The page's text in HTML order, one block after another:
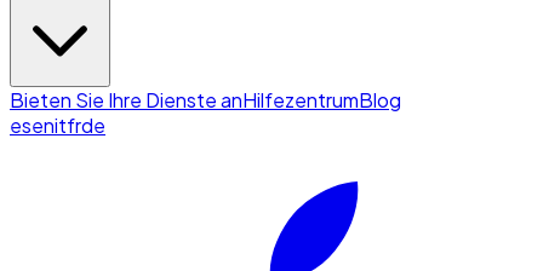
Bieten Sie Ihre Dienste anHilfezentrumBlog
esenitfrde